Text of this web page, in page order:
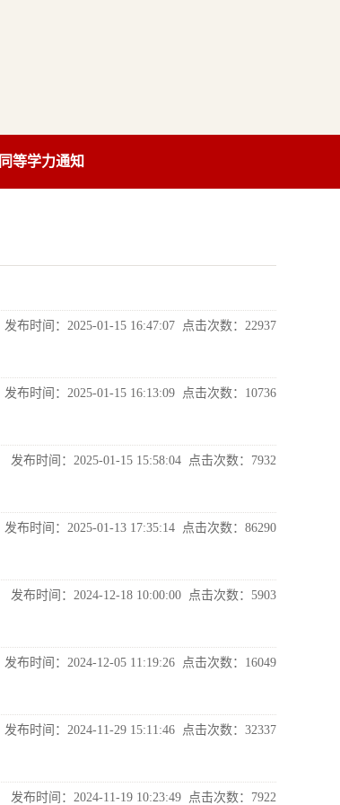
同等学力通知
发布时间：2025-01-15 16:47:07 点击次数： 22937
发布时间：2025-01-15 16:13:09 点击次数： 10736
发布时间：2025-01-15 15:58:04 点击次数： 7932
发布时间：2025-01-13 17:35:14 点击次数： 86290
发布时间：2024-12-18 10:00:00 点击次数： 5903
发布时间：2024-12-05 11:19:26 点击次数： 16049
发布时间：2024-11-29 15:11:46 点击次数： 32337
发布时间：2024-11-19 10:23:49 点击次数： 7922